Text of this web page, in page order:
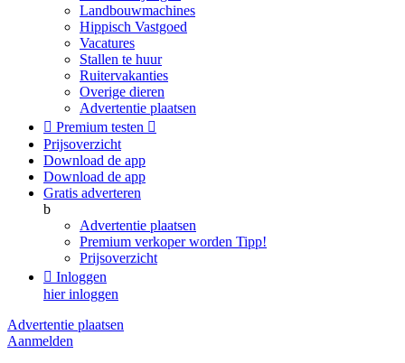
Landbouwmachines
Hippisch Vastgoed
Vacatures
Stallen te huur
Ruitervakanties
Overige dieren
Advertentie plaatsen
 Premium testen 
Prijsoverzicht
Download de app
Download de app
Gratis adverteren
b
Advertentie plaatsen
Premium verkoper worden Tipp!
Prijsoverzicht
 Inloggen
hier inloggen
Advertentie plaatsen
Aanmelden